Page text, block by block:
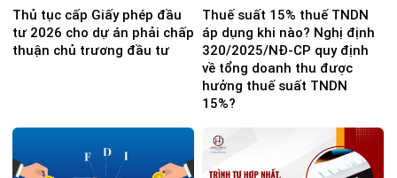
Thủ tục cấp Giấy phép đầu
tư 2026 cho dự án phải chấp
thuận chủ trương đầu tư
Thuế suất 15% thuế TNDN
áp dụng khi nào? Nghị định
320/2025/NĐ-CP quy định
về tổng doanh thu được
hưởng thuế suất TNDN
15%?